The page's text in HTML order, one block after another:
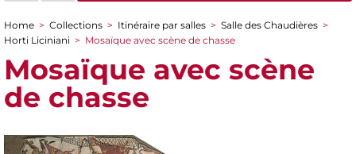
You are here
Home > Collections > Itinéraire par salles > Salle des Chaudières >
Horti Liciniani > Mosaïque avec scène de chasse
Mosaïque avec scène
de chasse